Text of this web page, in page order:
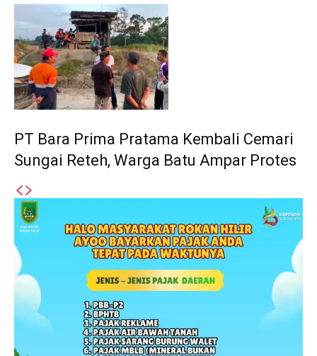
PT Bara Prima Pratama Kembali Cemari
Sungai Reteh, Warga Batu Ampar Protes